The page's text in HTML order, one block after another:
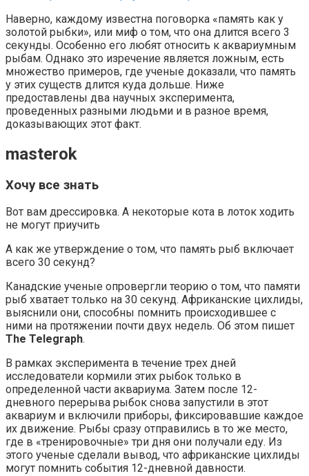
Наверно, каждому известна поговорка «память как у
золотой рыбки», или миф о том, что она длится всего 3
секунды. Особенно его любят относить к аквариумным
рыбам. Однако это изречение является ложным, есть
множество примеров, где ученые доказали, что память
у этих существ длится куда дольше. Ниже
предоставлены два научных эксперимента,
проведенных разными людьми и в разное время,
доказывающих этот факт.
masterok
Хочу все знать
Вот вам дрессировка. А некоторые кота в лоток ходить
не могут приучить
А как же утверждение о том, что память рыб включает
всего 30 секунд?
Канадские ученые опровергли теорию о том, что памяти
рыб хватает только на 30 секунд. Африканские цихлиды,
выяснили они, способны помнить происходившее с
ними на протяжении почти двух недель. Об этом пишет
The Telegraph.
В рамках эксперимента в течение трех дней
исследователи кормили этих рыбок только в
определенной части аквариума. Затем после 12-
дневного перерыва рыбок снова запустили в этот
аквариум и включили приборы, фиксировавшие каждое
их движение. Рыбы сразу отправились в то же место,
где в «тренировочные» три дня они получали еду. Из
этого ученые сделали вывод, что африканские цихлиды
могут помнить события 12-дневной давности.